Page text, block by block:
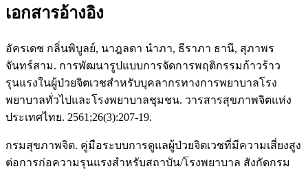
เอกสารอ้างอิง
อัครเดช กลิ่นพิบูลย์, นาฎลดา นำภา, ธีราภา ธานี, สุภาพร
จันทร์สาม. การพัฒนารูปแบบการจัดการพฤติกรรมก้าวร้าว
รุนแรงในผู้ป่วยจิตเวชสำหรับบุคลากรทางการพยาบาลโรง
พยาบาลทั่วไปและโรงพยาบาลชุมชน. วารสารสุขภาพจิตแห่ง
ประเทศไทย. 2561;26(3):207-19.
กรมสุขภาพจิต. คู่มือระบบการดูแลผู้ป่วยจิตเวชที่มีความเสี่ยงสูง
ต่อการก่อความรุนแรงสำหรับสถาบัน/โรงพยาบาล สังกัดกรม